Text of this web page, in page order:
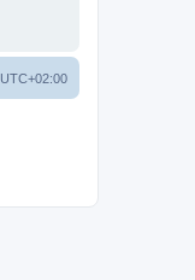
UTC+02:00